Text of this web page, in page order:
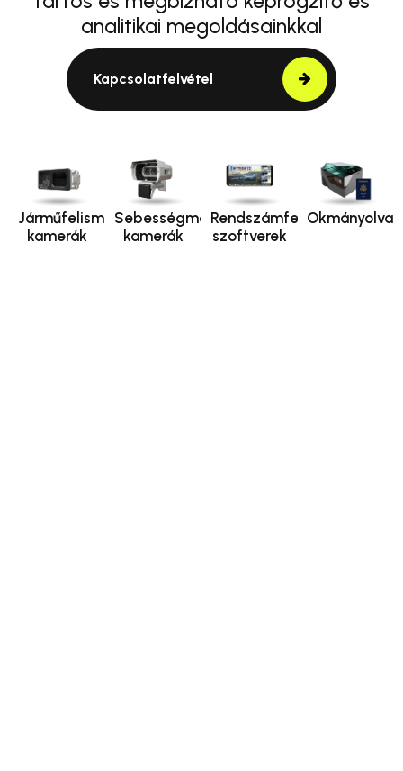
analitikai megoldásainkkal
Kapcsolatfelvétel
Járműfelismerő
kamerák
Sebességmérő
kamerák
Rendszámfelismerő
szoftverek